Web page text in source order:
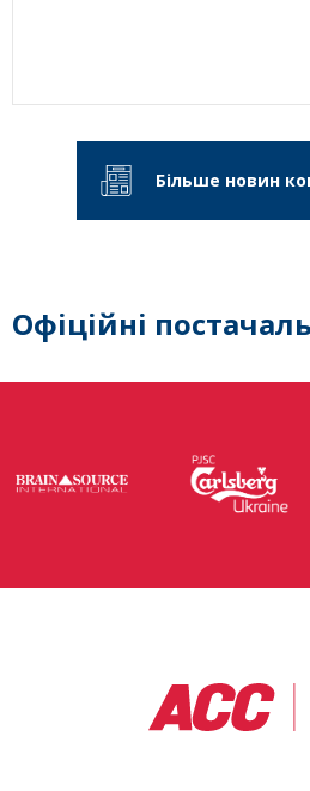
Більше новин
Офіційні